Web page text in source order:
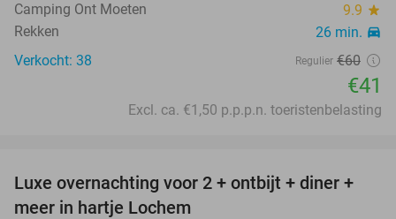
Camping Ont Moeten 9.9 star
Rekken 26 min. directions_car
Verkocht: 38 Regulier €60
€41
Excl. ca. €1,50 p.p.p.n. toeristenbelasting
49%
Luxe overnachting voor 2 + ontbijt + diner +
meer in hartje Lochem